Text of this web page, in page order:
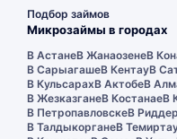
Подбор займов
Микрозаймы в городах
В АстанеВ ЖанаозенеВ
В СарыагашеВ КентауВ
В КульсарахВ АктобеВ
В ЖезказганеВ КостанаеВ
В ПетропавловскеВ
В ТалдыкорганеВ